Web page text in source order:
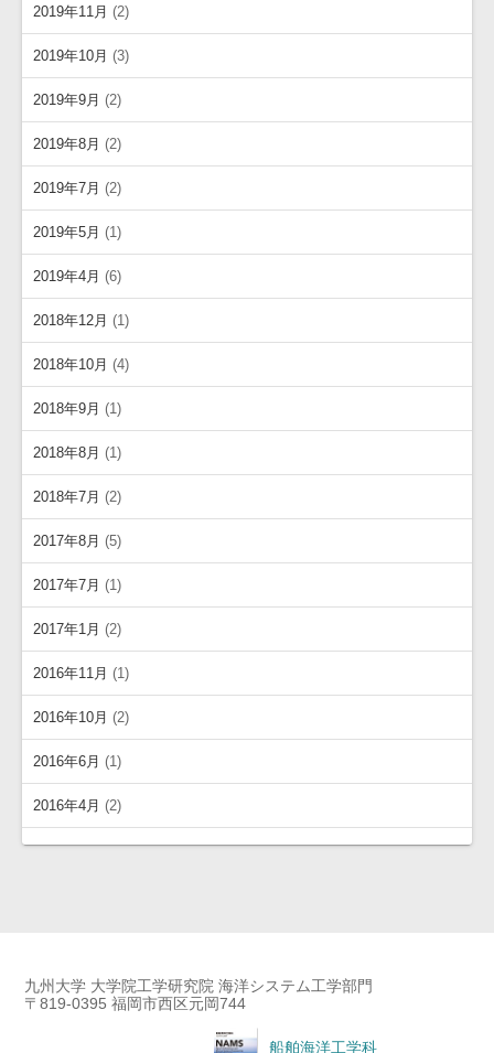
2019年11月 (2)
2019年10月 (3)
2019年9月 (2)
2019年8月 (2)
2019年7月 (2)
2019年5月 (1)
2019年4月 (6)
2018年12月 (1)
2018年10月 (4)
2018年9月 (1)
2018年8月 (1)
2018年7月 (2)
2017年8月 (5)
2017年7月 (1)
2017年1月 (2)
2016年11月 (1)
2016年10月 (2)
2016年6月 (1)
2016年4月 (2)
九州大学 大学院工学研究院 海洋システム工学部門
〒819-0395 福岡市西区元岡744
船舶海洋工学科